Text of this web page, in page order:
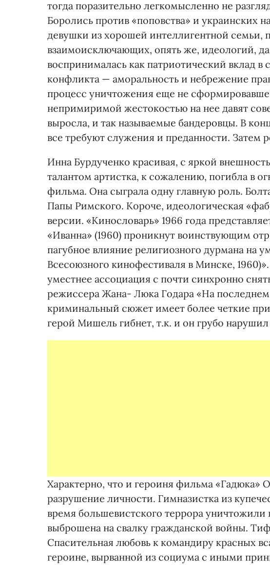
тогда поразительно легкомысленно не
Боролись против «поповства» и украинских
девушки из хорошей интеллигентной семьи,
взаимоисключающих, опять же, идеологий,
воспринималась как патриотический вклад в
конфликта — аморальность и небрежение
процесс уничтожения еще не
непримиримой жестокостью на нее давят
выросла, и так называемые бандеровцы. В
все требуют служения и преданности. Затем
Инна Бурдученко красивая, с яркой
талантом артистка, к сожалению, погибла в
фильма. Она сыграла одну главную роль.
Папы Римского. Короче, идеологическая
версии. «Кинословарь» 1966 года
«Иванна» (1960) проникнут воинствующим
пагубное влияние религиозного дурмана на
Всесоюзного кинофестиваля в Минске,
уместнее ассоциация с почти синхронно
режиссера Жана- Люка Годара «На
криминальный сюжет имеет более четкие
герой Мишель гибнет, т.к. и он грубо
Характерно, что и героиня фильма «Гадюка»
разрушение личности. Гимназистка из
время большевистского террора уничтожили
выброшена на свалку гражданской войны.
Спасительная любовь к командиру красных
героине, вырванной из социума с иными